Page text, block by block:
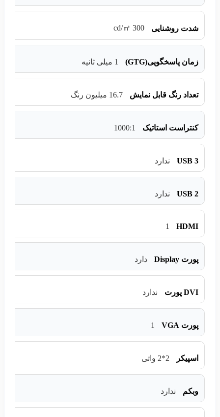
شدت روشنایی 300 cd/㎡
زمان پاسخگویی(GTG) 1 میلی ثانیه
تعداد رنگ قابل نمایش 16.7 میلیون رنگ
کنتراست استاتیک 1000:1
USB 3 ندارد
USB 2 ندارد
HDMI
1
پورت Display دارد
DVI پورت ندارد
پورت VGA 1
اسپیکر 2*2 واتی
وبکم ندارد